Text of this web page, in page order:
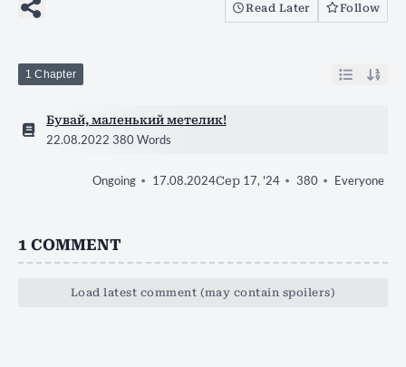
Read Later Follow
1 Chapter
Бувай, маленький метелик!
22.08.2022 380 Words
Ongoing 17.08.2024Сер 17, '24 380 Everyone
1 COMMENT
Load latest comment (may contain spoilers)